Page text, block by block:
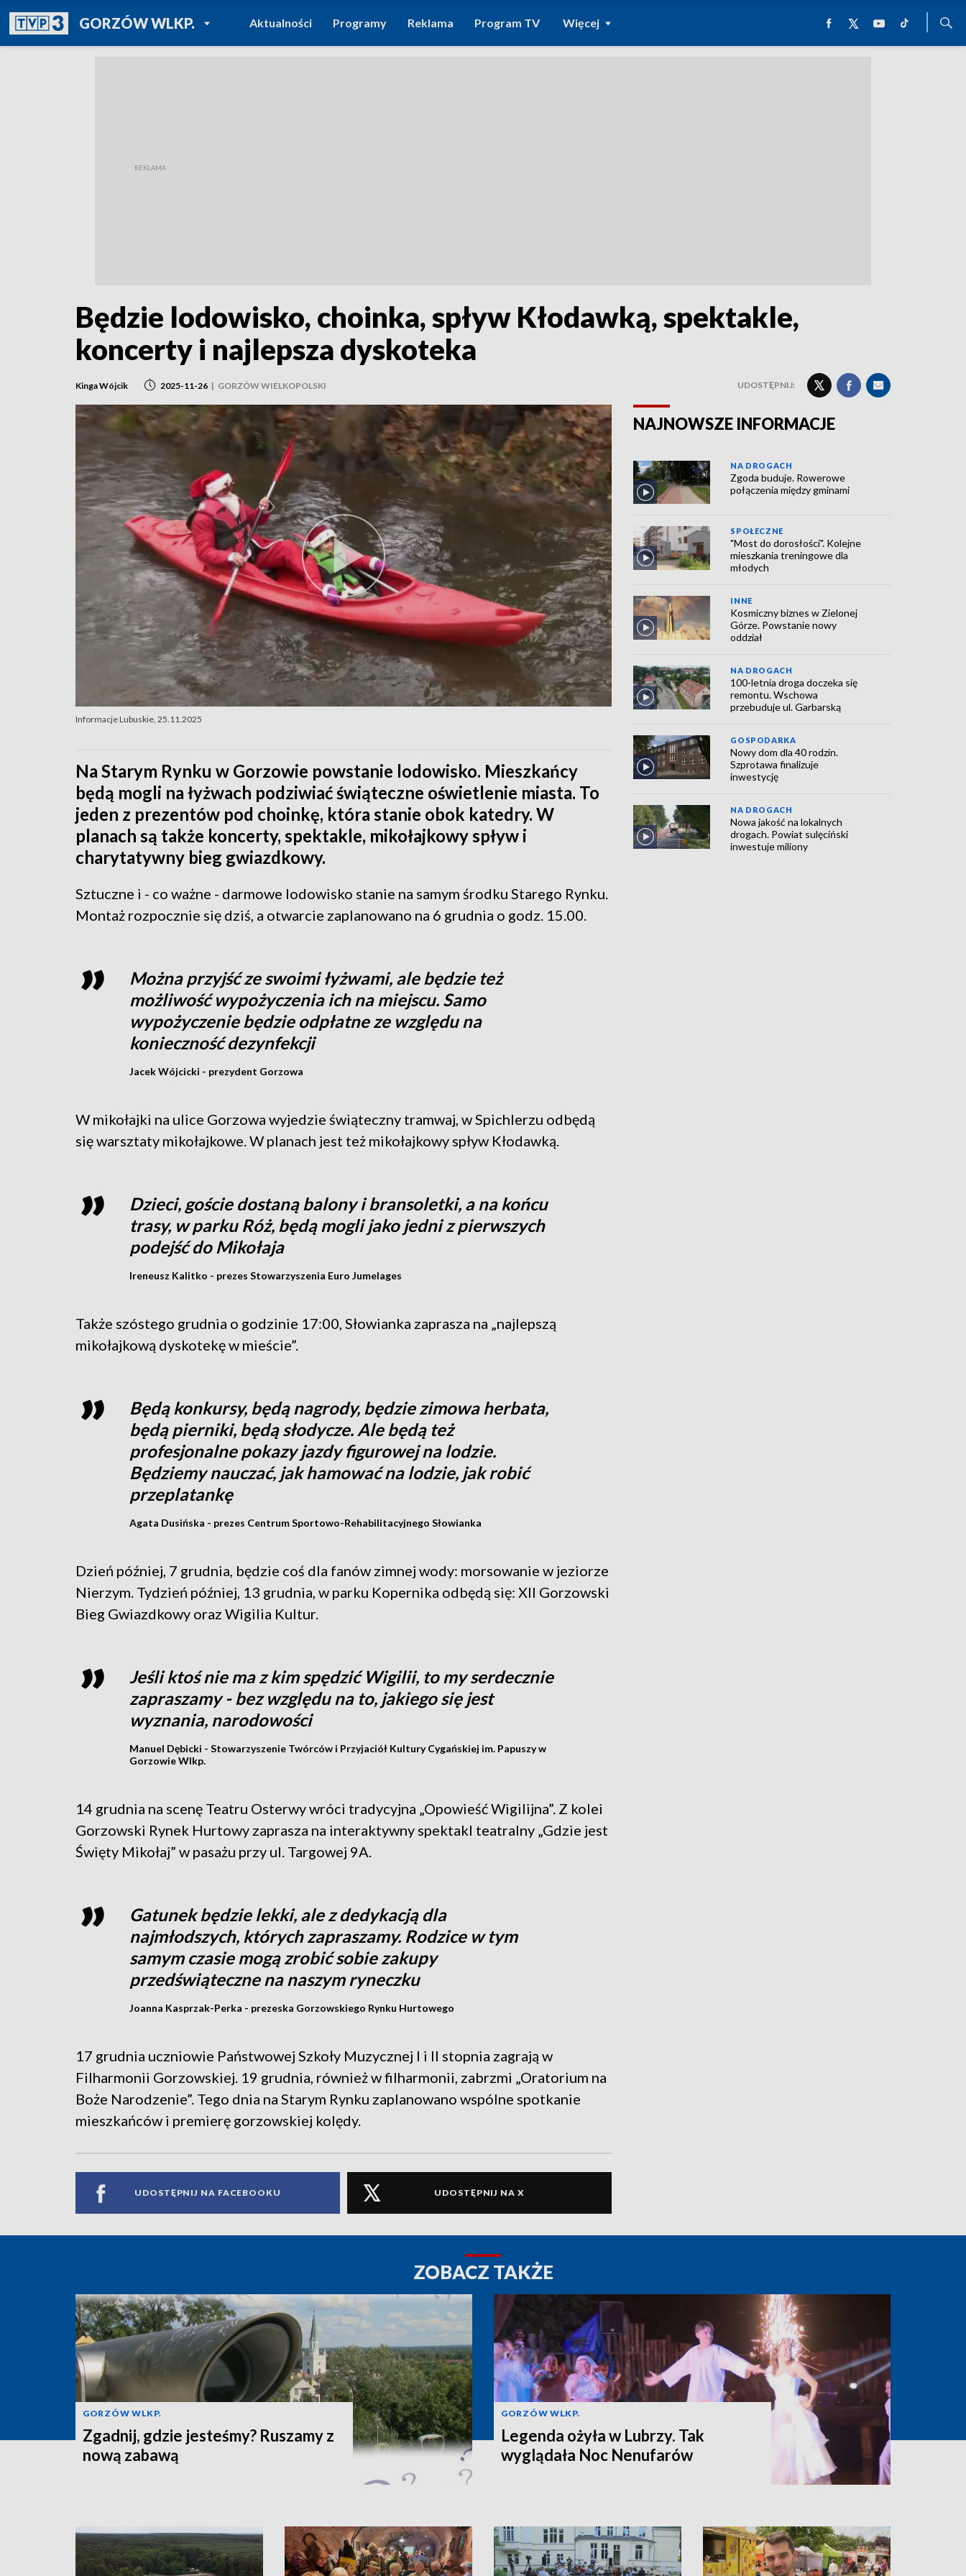
GORZÓW WLKP.POWRÓT DO
TVP REGIONY
Aktualności Programy Reklama Program TV Więcej
Będzie lodowisko, choinka, spływ Kłodawką, spektakle,
koncerty i najlepsza dyskoteka
Kinga Wójcik 2025-11-26 | GORZÓW WIELKOPOLSKI UDOSTĘPNIJ:
Informacje Lubuskie, 25.11.2025
Na Starym Rynku w Gorzowie powstanie lodowisko. Mieszkańcy
będą mogli na łyżwach podziwiać świąteczne oświetlenie miasta. To
jeden z prezentów pod choinkę, która stanie obok katedry. W
planach są także koncerty, spektakle, mikołajkowy spływ i
charytatywny bieg gwiazdkowy.
Sztuczne i - co ważne - darmowe lodowisko stanie na samym środku Starego Rynku.
Montaż rozpocznie się dziś, a otwarcie zaplanowano na 6 grudnia o godz. 15.00.
Można przyjść ze swoimi łyżwami, ale będzie też
możliwość wypożyczenia ich na miejscu. Samo
wypożyczenie będzie odpłatne ze względu na
konieczność dezynfekcji
Jacek Wójcicki - prezydent Gorzowa
W mikołajki na ulice Gorzowa wyjedzie świąteczny tramwaj, w Spichlerzu odbędą
się warsztaty mikołajkowe. W planach jest też mikołajkowy spływ Kłodawką.
Dzieci, goście dostaną balony i bransoletki, a na końcu
trasy, w parku Róż, będą mogli jako jedni z pierwszych
podejść do Mikołaja
Ireneusz Kalitko - prezes Stowarzyszenia Euro Jumelages
Także szóstego grudnia o godzinie 17:00, Słowianka zaprasza na „najlepszą
mikołajkową dyskotekę w mieście”.
Będą konkursy, będą nagrody, będzie zimowa herbata,
będą pierniki, będą słodycze. Ale będą też
profesjonalne pokazy jazdy figurowej na lodzie.
Będziemy nauczać, jak hamować na lodzie, jak robić
przeplatankę
Agata Dusińska - prezes Centrum Sportowo-Rehabilitacyjnego Słowianka
Dzień później, 7 grudnia, będzie coś dla fanów zimnej wody: morsowanie w jeziorze
Nierzym. Tydzień później, 13 grudnia, w parku Kopernika odbędą się: XII Gorzowski
Bieg Gwiazdkowy oraz Wigilia Kultur.
Jeśli ktoś nie ma z kim spędzić Wigilii, to my serdecznie
zapraszamy - bez względu na to, jakiego się jest
wyznania, narodowości
Manuel Dębicki - Stowarzyszenie Twórców i Przyjaciół Kultury Cygańskiej im. Papuszy w
Gorzowie Wlkp.
14 grudnia na scenę Teatru Osterwy wróci tradycyjna „Opowieść Wigilijna”. Z kolei
Gorzowski Rynek Hurtowy zaprasza na interaktywny spektakl teatralny „Gdzie jest
Święty Mikołaj” w pasażu przy ul. Targowej 9A.
Gatunek będzie lekki, ale z dedykacją dla
najmłodszych, których zapraszamy. Rodzice w tym
samym czasie mogą zrobić sobie zakupy
przedświąteczne na naszym ryneczku
Joanna Kasprzak-Perka - prezeska Gorzowskiego Rynku Hurtowego
17 grudnia uczniowie Państwowej Szkoły Muzycznej I i II stopnia zagrają w
Filharmonii Gorzowskiej. 19 grudnia, również w filharmonii, zabrzmi „Oratorium na
Boże Narodzenie”. Tego dnia na Starym Rynku zaplanowano wspólne spotkanie
mieszkańców i premierę gorzowskiej kolędy.
UDOSTĘPNIJ NA FACEBOOKU UDOSTĘPNIJ NA X
NAJNOWSZE INFORMACJE
NA DROGACH
Zgoda buduje. Rowerowe
połączenia między gminami
SPOŁECZNE
"Most do dorosłości". Kolejne
mieszkania treningowe dla
młodych
INNE
Kosmiczny biznes w Zielonej
Górze. Powstanie nowy
oddział
NA DROGACH
100-letnia droga doczeka się
remontu. Wschowa
przebuduje ul. Garbarską
GOSPODARKA
Nowy dom dla 40 rodzin.
Szprotawa finalizuje
inwestycję
NA DROGACH
Nowa jakość na lokalnych
drogach. Powiat sulęciński
inwestuje miliony
ZOBACZ TAKŻE
GORZÓW WLKP.
Zgadnij, gdzie jesteśmy? Ruszamy z
nową zabawą
GORZÓW WLKP.
Legenda ożyła w Lubrzy. Tak
wyglądała Noc Nenufarów